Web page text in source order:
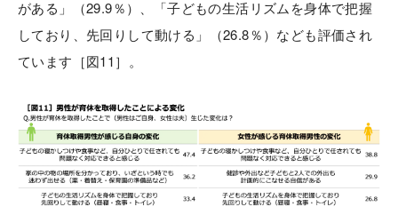
がある」（29.9％）、「子どもの生活リズムを身体で把握
しており、先回りして動ける」（26.8％）なども評価され
ています［図11］。